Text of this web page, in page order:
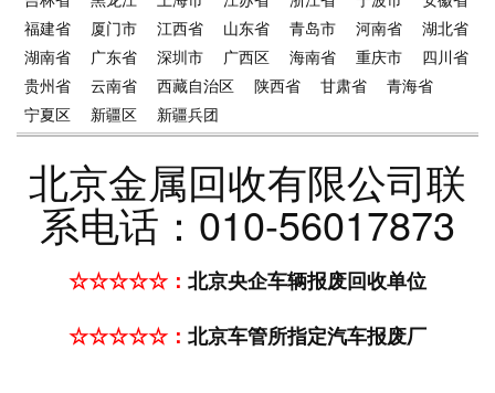
福建省
厦门市 江西省 山东省 青岛市 河南省
湖北省
湖南省
广东省 深圳市 广西区 海南省 重庆市
四川省
贵州省
云南省 西藏自治区 陕西省 甘肃省
青海省
宁夏区
新疆区 新疆兵团
北京金属回收有限公司联
系电话：010-56017873
☆☆☆☆☆： 北京央企车辆报废回收单位
☆☆☆☆☆： 北京车管所指定汽车报废厂